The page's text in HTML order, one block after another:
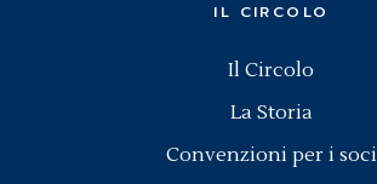
IL CIRCOLO
Il Circolo
La Storia
Convenzioni per i soci